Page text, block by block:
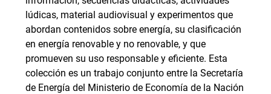
lúdicas, material audiovisual y experimentos que
abordan contenidos sobre energía, su clasificación
en energía renovable y no renovable, y que
promueven su uso responsable y eficiente. Esta
colección es un trabajo conjunto entre la Secretaría
de Energía del Ministerio de Economía de la Nación